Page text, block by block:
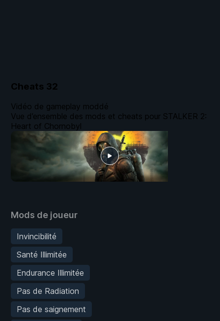
Cheats 32
Mods de joueur
Invincibilité
Santé Illimitée
Endurance Illimitée
Pas de Radiation
Pas de saignement
Vidéo de gameplay moddé
Vue d’ensemble des mods et cheats pour STALKER 2:
Heart of Chornobyl